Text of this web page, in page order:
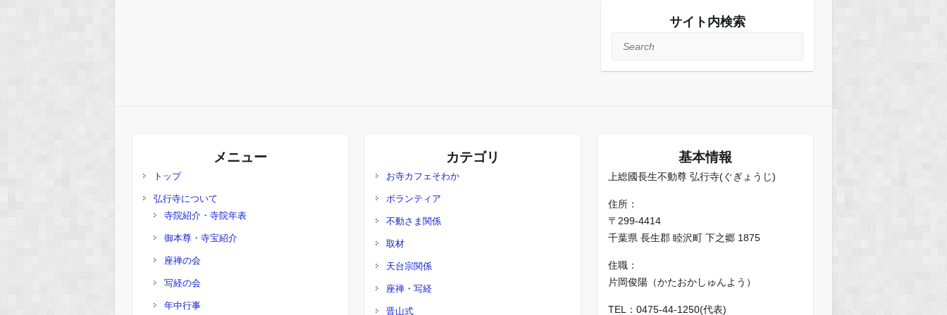
サイト内検索
Search
メニュー
トップ
弘行寺について
寺院紹介・寺院年表
御本尊・寺宝紹介
座禅の会
写経の会
年中行事
カテゴリ
お寺カフェそわか
ボランティア
不動さま関係
取材
天台宗関係
座禅・写経
晋山式
基本情報
上総國長生不動尊 弘行寺(ぐぎょうじ)
住所：
〒299-4414
千葉県 長生郡 睦沢町 下之郷 1875
住職：
片岡俊陽（かたおかしゅんよう）
TEL：0475-44-1250(代表)